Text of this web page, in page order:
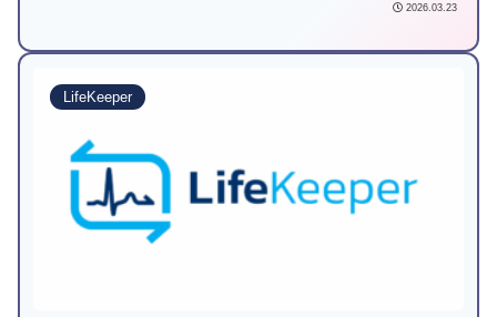
よるクラスタ停止リスクや、Route53リソース作成エ
再発防止策を提供します。
2026.03.23
LifeKeeper